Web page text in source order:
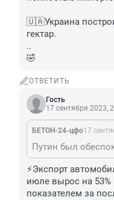
🇺🇦Украина
гектар.
..
🤣
ОТВЕТИТЬ
Гость
17 сентября 2023,
БЕТОН-24-цфо17
⚡️Экспорт
июле вырос на
показателем за